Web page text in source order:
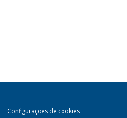
Configurações de cookies